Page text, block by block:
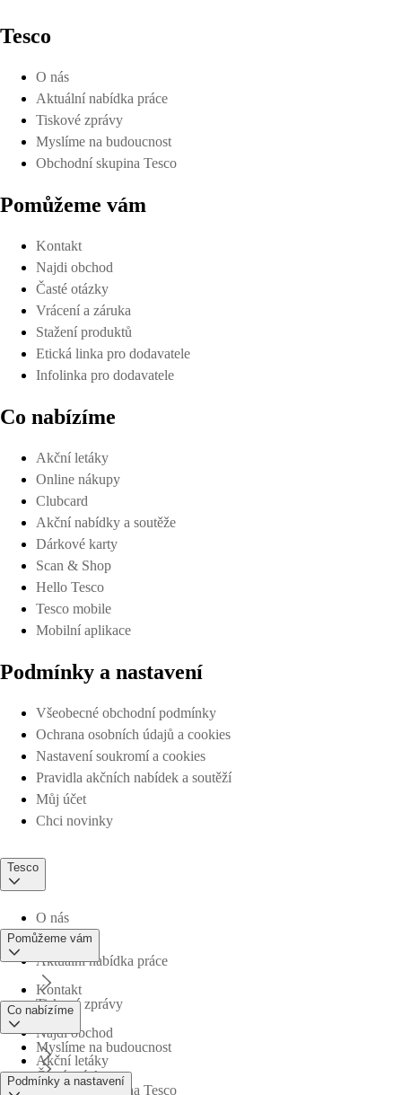
Tesco
O nás
Aktuální nabídka práce
Tiskové zprávy
Myslíme na budoucnost
Obchodní skupina Tesco
Pomůžeme vám
Kontakt
Najdi obchod
Časté otázky
Vrácení a záruka
Stažení produktů
Etická linka pro dodavatele
Infolinka pro dodavatele
Co nabízíme
Akční letáky
Online nákupy
Clubcard
Akční nabídky a soutěže
Dárkové karty
Scan & Shop
Hello Tesco
Tesco mobile
Mobilní aplikace
Podmínky a nastavení
Všeobecné obchodní podmínky
Ochrana osobních údajů a cookies
Nastavení soukromí a cookies
Pravidla akčních nabídek a soutěží
Můj účet
Chci novinky
Tesco
O nás
Aktuální nabídka práce
Tiskové zprávy
Myslíme na budoucnost
Obchodní skupina Tesco
Pomůžeme vám
Kontakt
Najdi obchod
Časté otázky
Co nabízíme
Akční letáky
Podmínky a nastavení